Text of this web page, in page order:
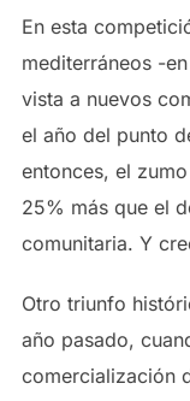
En esta
mediterráneos -
vista a nuevos
el año del punto
entonces, el
25% más que el
comunitaria. Y
Otro triunfo
año pasado,
comercialización